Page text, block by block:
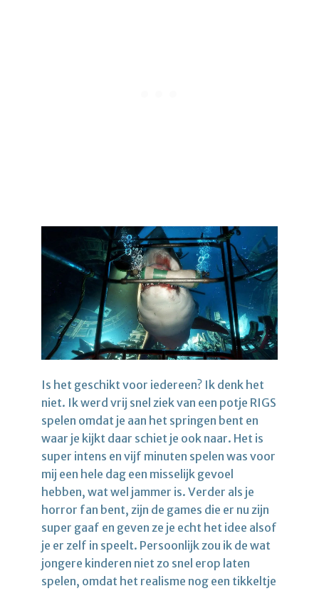
Is het geschikt voor iedereen? Ik denk het
niet. Ik werd vrij snel ziek van een potje RIGS
spelen omdat je aan het springen bent en
waar je kijkt daar schiet je ook naar. Het is
super intens en vijf minuten spelen was voor
mij een hele dag een misselijk gevoel
hebben, wat wel jammer is. Verder als je
horror fan bent, zijn de games die er nu zijn
super gaaf en geven ze je echt het idee alsof
je er zelf in speelt. Persoonlijk zou ik de wat
jongere kinderen niet zo snel erop laten
spelen, omdat het realisme nog een tikkeltje